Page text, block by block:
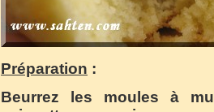
Préparation :
Beurrez les moules à